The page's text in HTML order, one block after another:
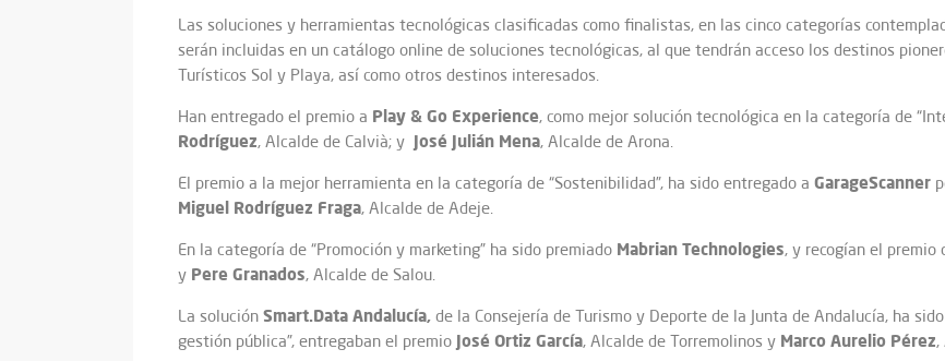
Las soluciones y herramientas tecnológicas clasificadas como finalistas, en las cinco categorías
serán incluidas en un catálogo online de soluciones tecnológicas, al que tendrán acceso los destinos
Turísticos Sol y Playa, así como otros destinos interesados.
Han entregado el premio a Play & Go Experience, como mejor solución tecnológica en la categoría de
Rodríguez, Alcalde de Calvià; y José Julián Mena, Alcalde de Arona.
El premio a la mejor herramienta en la categoría de “Sostenibilidad”, ha sido entregado a GarageScanner
Miguel Rodríguez Fraga, Alcalde de Adeje.
En la categoría de “Promoción y marketing” ha sido premiado Mabrian Technologies, y recogían el premio
y Pere Granados, Alcalde de Salou.
La solución Smart.Data Andalucía, de la Consejería de Turismo y Deporte de la Junta de Andalucía, ha
gestión pública”, entregaban el premio José Ortiz García, Alcalde de Torremolinos y Marco Aurelio Pérez,